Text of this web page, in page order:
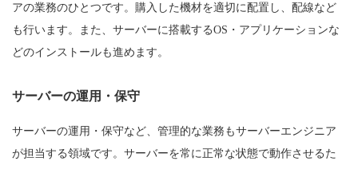
アの業務のひとつです。購入した機材を適切に配置し、配線など
も行います。また、サーバーに搭載するOS・アプリケーションな
どのインストールも進めます。
サーバーの運用・保守
サーバーの運用・保守など、管理的な業務もサーバーエンジニア
が担当する領域です。サーバーを常に正常な状態で動作させるた